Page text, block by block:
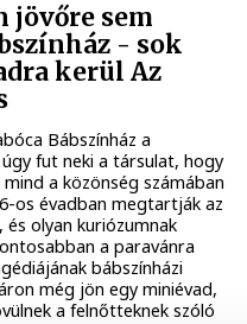
jövőre sem
- sok
kerül Az
Bábszínház a
fut neki a társulat, hogy
a közönség számában
os évadban megtartják az
olyan kuriózumnak
a paravánra
bábszínházi
még jön egy miniévad,
a felnőtteknek szóló